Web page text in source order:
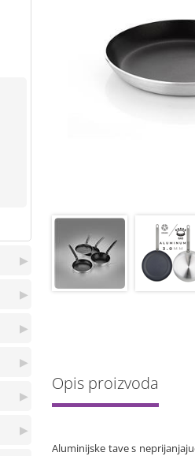
▶
▶
▶
▶
▶
▶
Opis proizvoda
Aluminijske tave s